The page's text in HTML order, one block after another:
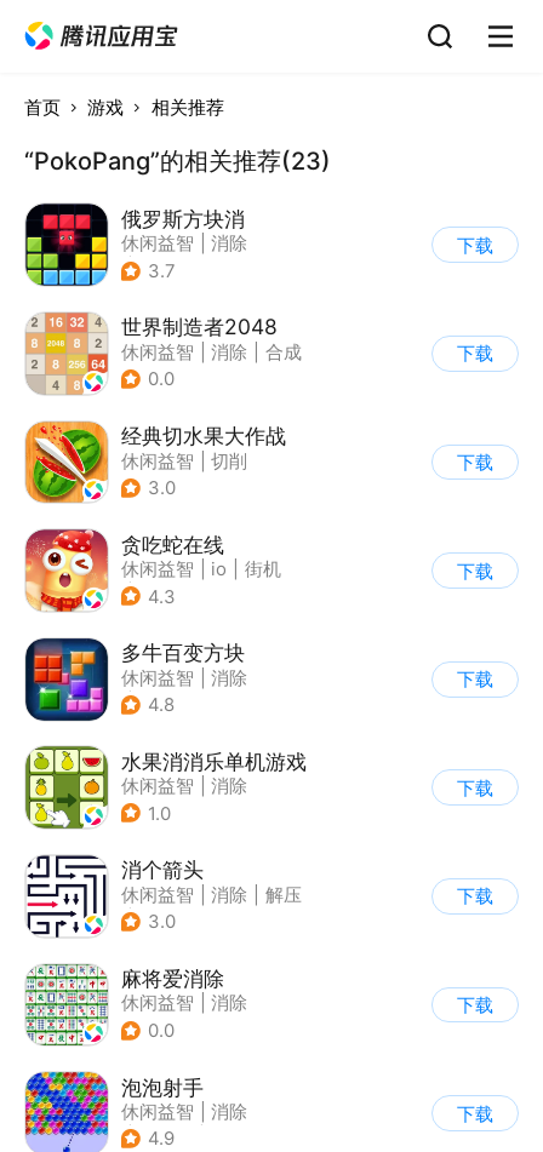
首页 游戏 相关推荐
“PokoPang”的相关推荐(23)
俄罗斯方块消
休闲益智
消除
| 俄罗斯方块
3.7
下载
世界制造者2048
休闲益智 消除
合成
0.0
下载
经典切水果大作战
休闲益智
切削
3.0
下载
贪吃蛇在线
休闲益智 io
街机
| 贪吃蛇
4.3
下载
多牛百变方块
休闲益智
消除
| 多比特
4.8
下载
水果消消乐单机游戏
休闲益智
消除
1.0
下载
消个箭头
休闲益智 消除
解压
| 清新
3.0
下载
麻将爱消除
休闲益智
消除
0.0
下载
泡泡射手
休闲益智
消除
| 泡泡龙
4.9
下载